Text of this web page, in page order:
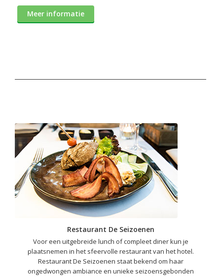
Meer informatie
Restaurant De Seizoenen
Voor een uitgebreide lunch of compleet diner kun je
plaatsnemen in het sfeervolle restaurant van het hotel.
Restaurant De Seizoenen staat bekend om haar
ongedwongen ambiance en unieke seizoensgebonden